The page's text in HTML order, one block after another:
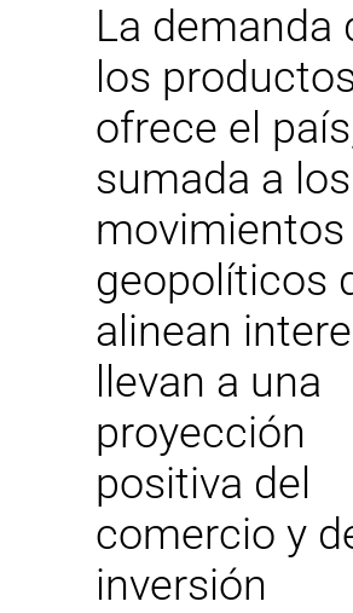
La demanda
los
ofrece el
sumada a los
movimientos
geopolíticos
alinean
llevan a una
proyección
positiva del
comercio y
inversión